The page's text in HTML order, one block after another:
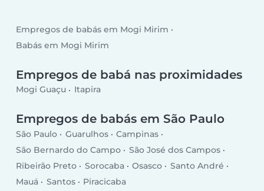
Empregos de babás em Mogi Mirim
Babás em Mogi Mirim
Empregos de babá nas proximidades
Mogi Guaçu Itapira
Empregos de babás em São Paulo
São Paulo Guarulhos
Campinas
São Bernardo do Campo
São José dos Campos
Ribeirão Preto
Sorocaba Osasco
Santo André
Mauá
Santos Piracicaba